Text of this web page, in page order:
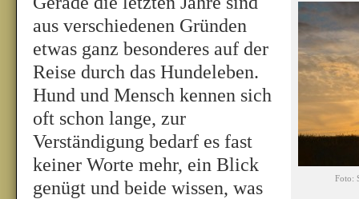
Foto:
aus verschiedenen Gründen
etwas ganz besonderes auf der
Reise durch das Hundeleben.
Hund und Mensch kennen sich
oft schon lange, zur
Verständigung bedarf es fast
keiner Worte mehr, ein Blick
genügt und beide wissen, was